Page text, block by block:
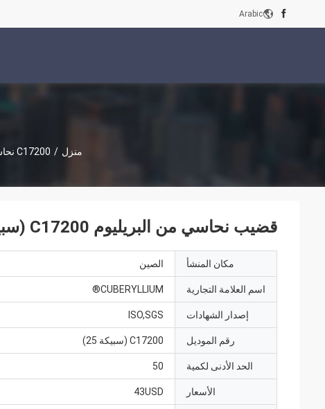
Arabic
منزل / C17200 نحاس البريليوم
قضيب نحاسي من البريليوم C17200 (سبيكة 25) بطول 1000 مم ASTM B196
مكان المنشأ الصين
اسم العلامة التجارية CUBERYLLIUM®
إصدار الشهادات ISO,SGS
رقم الموديل C17200 (سبيكة 25)
الحد الأدنى لكمية 50
الأسعار 43USD